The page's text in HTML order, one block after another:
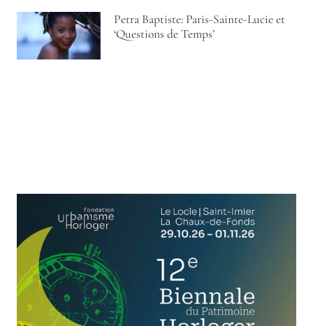
Petra Baptiste: Paris-Sainte-Lucie et
‘Questions de Temps’